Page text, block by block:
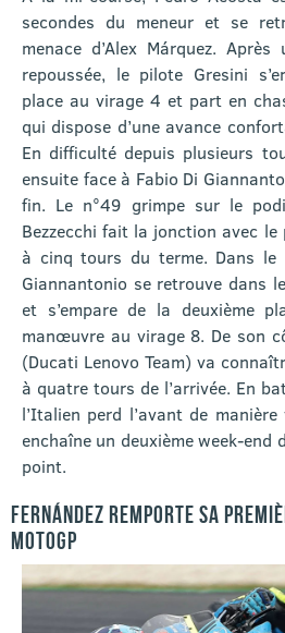
secondes du meneur et se
menace d’Alex Márquez.
repoussée, le pilote Gresini
place au virage 4 et part en
qui dispose d’une avance
En difficulté depuis plusieurs
ensuite face à Fabio Di
fin. Le n°49 grimpe sur le
Bezzecchi fait la jonction avec le
à cinq tours du terme. Dans le
Giannantonio se retrouve dans
et s’empare de la deuxième
manœuvre au virage 8. De son
(Ducati Lenovo Team) va
à quatre tours de l’arrivée. En
l’Italien perd l’avant de
enchaîne un deuxième week-end
point.
FERNÁNDEZ REMPORTE SA
MOTOGP